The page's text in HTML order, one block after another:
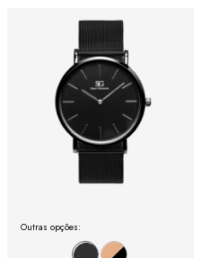
Outras opções: